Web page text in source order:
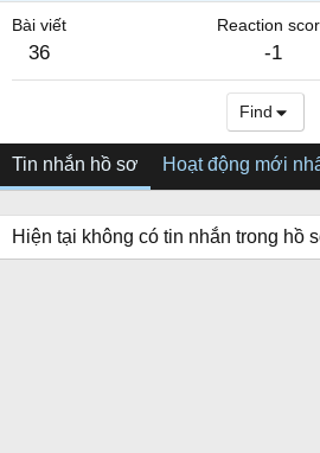
Bài viết
36
Reaction
-1
Find
Tin nhắn hồ sơ Hoạt động mới
Hiện tại không có tin nhắn trong hồ